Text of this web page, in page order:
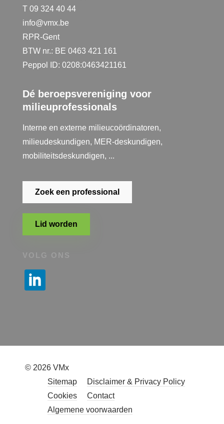
T 09 324 40 44
info@vmx.be
RPR-Gent
BTW nr.: BE 0463 421 161
Peppol ID: 0208:0463421161
Dé beroepsvereniging voor
milieuprofessionals
Interne en externe milieucoördinatoren,
milieudeskundigen, MER-deskundigen,
mobiliteitsdeskundigen, ...
Zoek een professional
Lid worden
VOLG ONS
© 2026 VMx
Sitemap
Disclaimer & Privacy Policy
Cookies
Contact
Algemene voorwaarden